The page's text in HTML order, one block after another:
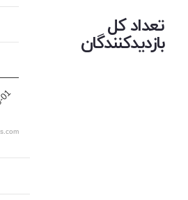
تعداد کل
بازدیدکنندگان